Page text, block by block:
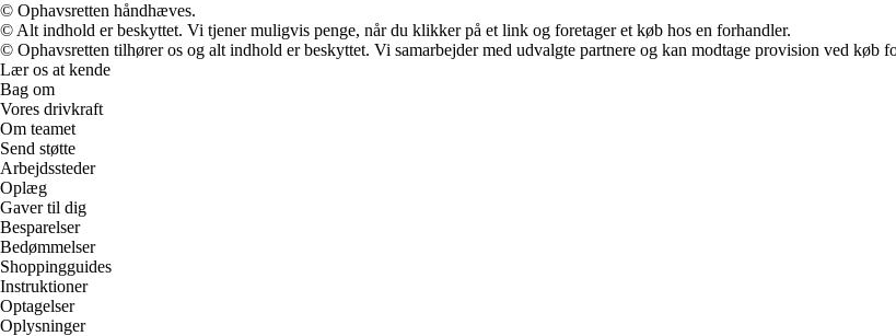
© Ophavsretten håndhæves.
© Alt indhold er beskyttet. Vi tjener muligvis penge, når du klikker på et link og foretager et køb hos en forhandler.
© Ophavsretten tilhører os og alt indhold er beskyttet. Vi samarbejder med udvalgte partnere og kan modtage provision ved køb
Lær os at kende
Bag om
Vores drivkraft
Om teamet
Send støtte
Arbejdssteder
Oplæg
Gaver til dig
Besparelser
Bedømmelser
Shoppingguides
Instruktioner
Optagelser
Oplysninger